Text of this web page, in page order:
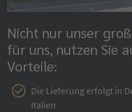
Nicht nur unser
für uns, nutzen Sie
Vorteile:
Die Lieferung erfolgt in
Italien